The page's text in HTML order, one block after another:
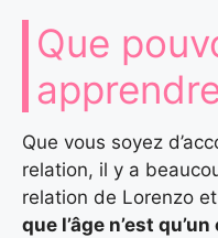
Que
Que vous soyez
relation, il y a
relation de Lorenzo
que l’âge n’est